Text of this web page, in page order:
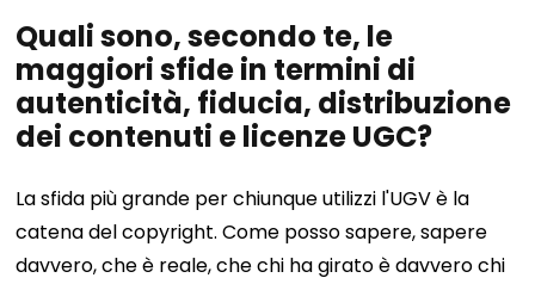
Quali sono, secondo te, le
maggiori sfide in termini di
autenticità, fiducia, distribuzione
dei contenuti e licenze UGC?
La sfida più grande per chiunque utilizzi l'UGV è la
catena del copyright. Come posso sapere, sapere
davvero, che è reale, che chi ha girato è davvero chi